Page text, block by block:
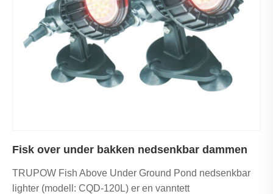
Fisk over under bakken nedsenkbar dammen
TRUPOW Fish Above Under Ground Pond nedsenkbar
lighter (modell: CQD-120L) er en vanntett